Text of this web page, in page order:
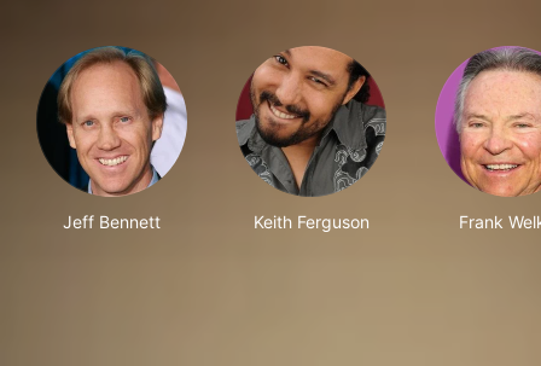
Jeff Bennett Keith Ferguson Frank